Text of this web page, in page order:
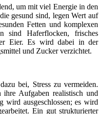
um mit viel Energie in den
gesund sind, legen Wert auf
Fetten und komplexen
sind Haferflocken, frisches
Eier. Es wird dabei in der
und Zucker verzichtet.
bei, Stress zu vermeiden.
ihre Aufgaben realistisch und
wird ausgeschlossen; es wird
Ein gut strukturierter